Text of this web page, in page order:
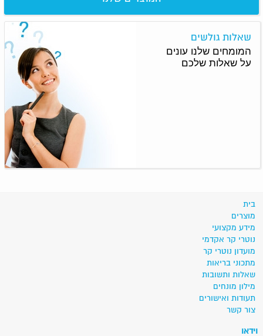
שאלות גולשים
המומחים שלנו עונים
על שאלות שלכם
בית
מוצרים
מידע מקצועי
נוטרי קר אקדמי
מועדון נוטרי קר
מתכוני בריאות
שאלות ותשובות
מילון מונחים
תעודות ואישורים
צור קשר
וידאו